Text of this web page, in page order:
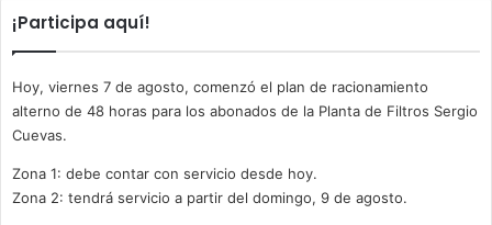
¡Participa aquí!
Hoy, viernes 7 de agosto, comenzó el plan de racionamiento
alterno de 48 horas para los abonados de la Planta de Filtros Sergio
Cuevas.
Zona 1: debe contar con servicio desde hoy.
Zona 2: tendrá servicio a partir del domingo, 9 de agosto.